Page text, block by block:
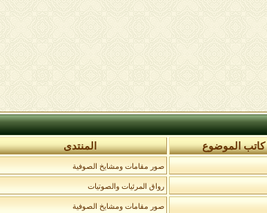
كاتب الموضوع المنتدى
صور مقامات ومشايخ الصوفية
رواق المرئيات والصوتيات
صور مقامات ومشايخ الصوفية